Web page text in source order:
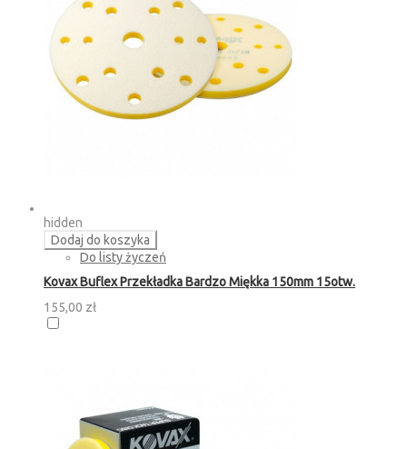
hidden
Dodaj do koszyka
Do listy życzeń
Kovax Buflex Przekładka Bardzo Miękka 150mm 15otw.
155,00 zł